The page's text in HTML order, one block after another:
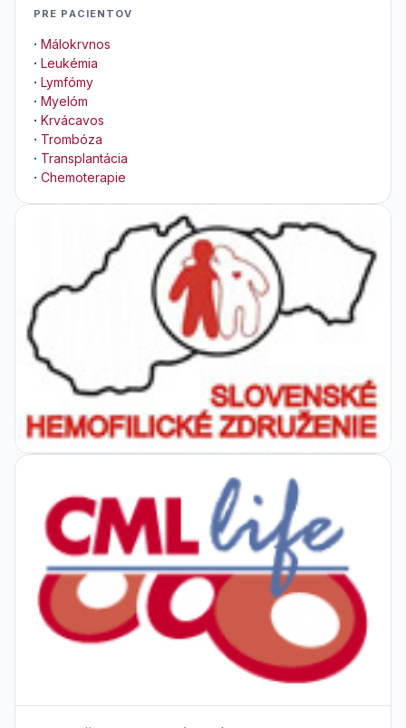
PRE PACIENTOV
· Málokrvnos
· Leukémia
· Lymfómy
· Myelóm
· Krvácavos
· Trombóza
· Transplantácia
· Chemoterapie